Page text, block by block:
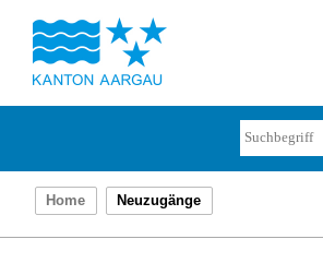
Home Neuzugänge